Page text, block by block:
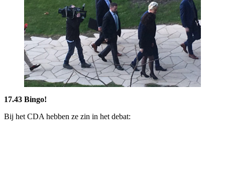
17.43 Bingo!
Bij het CDA hebben ze zin in het debat: